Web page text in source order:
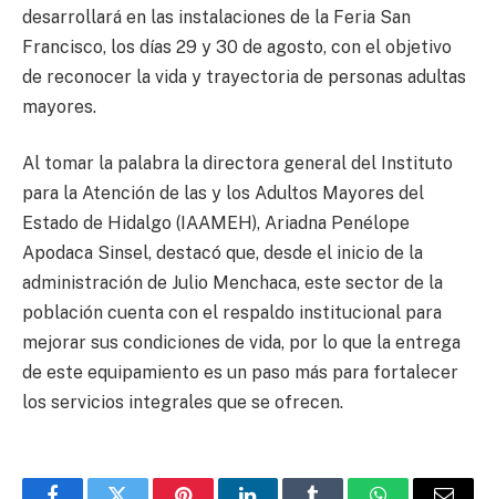
desarrollará en las instalaciones de la Feria San
Francisco, los días 29 y 30 de agosto, con el objetivo
de reconocer la vida y trayectoria de personas adultas
mayores.
Al tomar la palabra la directora general del Instituto
para la Atención de las y los Adultos Mayores del
Estado de Hidalgo (IAAMEH), Ariadna Penélope
Apodaca Sinsel, destacó que, desde el inicio de la
administración de Julio Menchaca, este sector de la
población cuenta con el respaldo institucional para
mejorar sus condiciones de vida, por lo que la entrega
de este equipamiento es un paso más para fortalecer
los servicios integrales que se ofrecen.